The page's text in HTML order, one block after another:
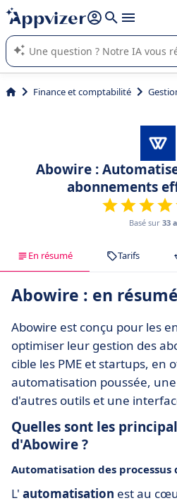
répondre (plusieurs lignes avec
L'IA de Appvizer vous guide dans
logiciel SaaS en entreprise.
Finance et comptabilité
Abowire :
abonnements
Basé sur 33
En résumé Tarifs
Abowire : en résumé
Abowire est conçu pour les
optimiser leur gestion des
cible les PME et startups, en
automatisation poussée,
d'autres outils et une
Quelles sont les
d'Abowire ?
Automatisation des processus
L' automatisation est au